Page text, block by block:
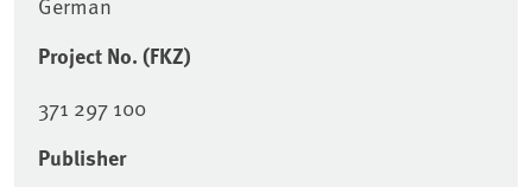
Project No. (FKZ)
371 297 100
Publisher